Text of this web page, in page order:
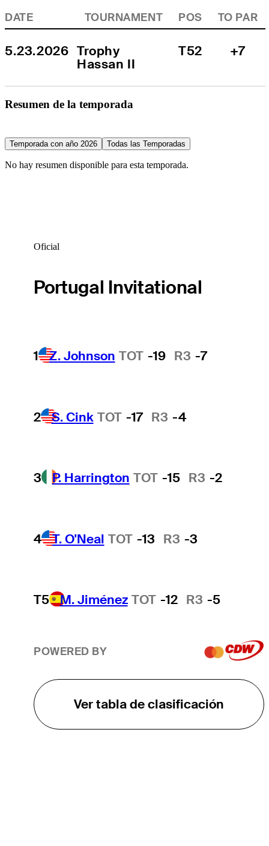
DATE TOURNAMENT POS TO PAR
5.23.2026 Trophy
Hassan II
T52 +7
Resumen de la temporada
Temporada con año 2026 Todas las Temporadas
No hay resumen disponible para esta temporada.
Oficial
Portugal Invitational
1 Z. Johnson TOT -19 R3 -7
2 S. Cink TOT -17 R3 -4
3 P. Harrington TOT -15 R3 -2
4 T. O'Neal TOT -13 R3 -3
T5 M. Jiménez TOT -12 R3 -5
POWERED BY
Ver tabla de clasificación